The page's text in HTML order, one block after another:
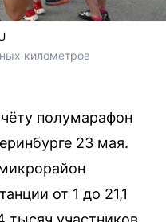
километров
полумарафон
23 мая.
от 1 до 21,1